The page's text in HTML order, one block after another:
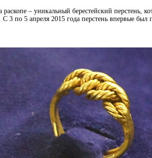
раскопе – уникальный берестейский перстень,
. С 3 по 5 апреля 2015 года перстень впервые